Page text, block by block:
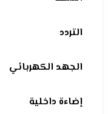
التردد
الجهد الكهربائي
إضاءة داخلية